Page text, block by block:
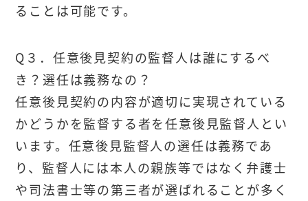
ることは可能です。
Q３．任意後見契約の監督人は誰にするべ
き？選任は義務なの？
任意後見契約の内容が適切に実現されている
かどうかを監督する者を任意後見監督人とい
います。任意後見監督人の選任は義務であ
り、監督人には本人の親族等ではなく弁護士
や司法書士等の第三者が選ばれることが多く